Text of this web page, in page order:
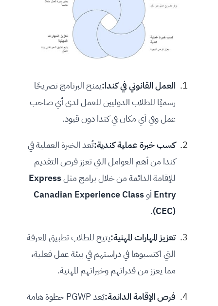
العمل القانوني في كندا:يمنح البرنامج تصريحًا
رسميًا للطلاب الدوليين للعمل لدى أي صاحب
عمل وفي أي مكان في كندا دون قيود.
كسب خبرة عملية كندية:تُعد الخبرة العملية في
كندا من أهم العوامل التي تعزز فرص التقديم
للإقامة الدائمة من خلال برامج مثلExpress
EntryأوCanadian Experience Class
(CEC)
.
تعزيز المهارات المهنية:يتيح للطلاب تطبيق المعرفة
التي اكتسبوها في دراستهم في بيئة عمل فعلية،
مما يعزز من قدراتهم وخبراتهم المهنية.
فرص الإقامة الدائمة:
يُعد PGWP خطوة هامة